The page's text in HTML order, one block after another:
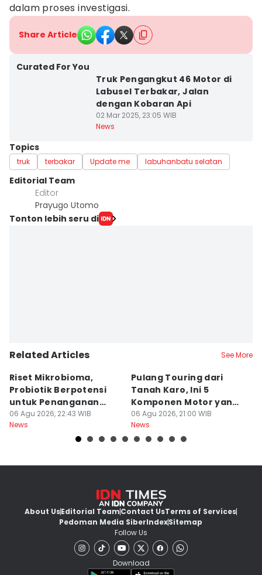
dalam proses investigasi.
Share Article
Curated For You
Truk Pengangkut 46 Motor di
Labusel Terbakar, Jalan
dengan Kobaran Api
02 Mar 2025, 23:05 WIB
News
Topics
truk terbakar Update me labuhanbatu selatan
Editorial Team
Editor
Prayugo Utomo
Tonton lebih seru di
Related Articles See More
Riset Mikrobioma,
Probiotik Berpotensi
untuk Penanganan
Jerawat
06 Agu 2026, 22:43 WIB
News
Pulang Touring dari
Tanah Karo, Ini 5
Komponen Motor yang
Wajib Dicek
06 Agu 2026, 21:00 WIB
News
About UsEditorial TeamContact UsTerms of Services
Pedoman Media SiberIndexSitemap
Follow Us
Download